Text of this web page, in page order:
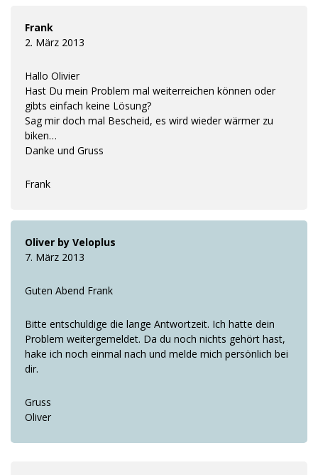
Frank
2. März 2013
Hallo Olivier
Hast Du mein Problem mal weiterreichen können oder
gibts einfach keine Lösung?
Sag mir doch mal Bescheid, es wird wieder wärmer zu
biken…
Danke und Gruss
Frank
Oliver by Veloplus
7. März 2013
Guten Abend Frank
Bitte entschuldige die lange Antwortzeit. Ich hatte dein
Problem weitergemeldet. Da du noch nichts gehört hast,
hake ich noch einmal nach und melde mich persönlich bei
dir.
Gruss
Oliver